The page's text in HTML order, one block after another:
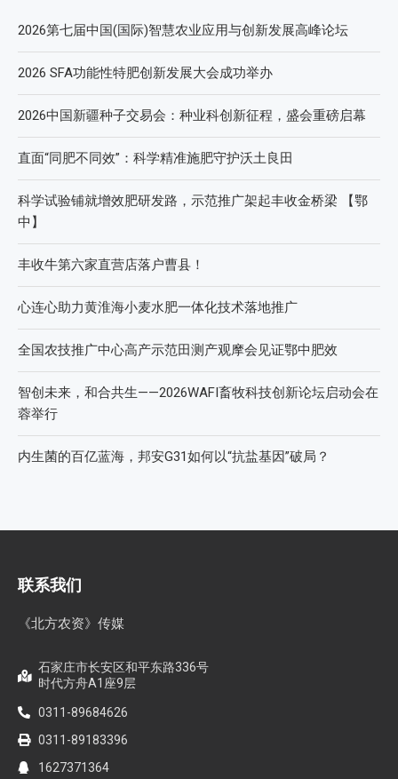
2026第七届中国(国际)智慧农业应用与创新发展高峰论坛
2026 SFA功能性特肥创新发展大会成功举办
2026中国新疆种子交易会：种业科创新征程，盛会重磅启幕
直面“同肥不同效”：科学精准施肥守护沃土良田
科学试验铺就增效肥研发路，示范推广架起丰收金桥梁 【鄂
中】
丰收牛第六家直营店落户曹县！
心连心助力黄淮海小麦水肥一体化技术落地推广
全国农技推广中心高产示范田测产观摩会见证鄂中肥效
智创未来，和合共生——2026WAFI畜牧科技创新论坛启动会在
蓉举行
内生菌的百亿蓝海，邦安G31如何以“抗盐基因”破局？
联系我们
《北方农资》传媒
石家庄市长安区和平东路336号
时代方舟A1座9层
0311-89684626
0311-89183396
1627371364